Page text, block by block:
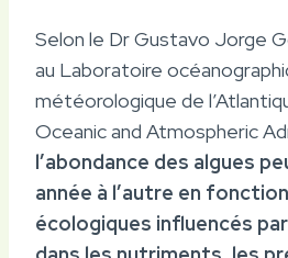
Selon le Dr Gustavo Jorge
au Laboratoire
météorologique de
Oceanic and Atmospheric
l’abondance des algues
année à l’autre en
écologiques influencés